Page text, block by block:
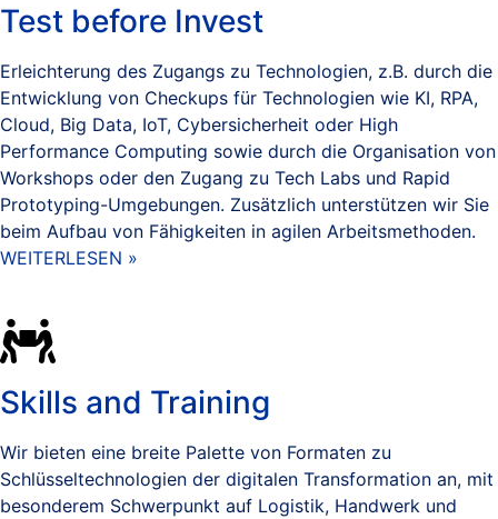
Test before Invest
Erleichterung des Zugangs zu Technologien, z.B. durch die
Entwicklung von Checkups für Technologien wie KI, RPA,
Cloud, Big Data, IoT, Cybersicherheit oder High
Performance Computing sowie durch die Organisation von
Workshops oder den Zugang zu Tech Labs und Rapid
Prototyping-Umgebungen. Zusätzlich unterstützen wir Sie
beim Aufbau von Fähigkeiten in agilen Arbeitsmethoden.
WEITERLESEN »
Skills and Training
Wir bieten eine breite Palette von Formaten zu
Schlüsseltechnologien der digitalen Transformation an, mit
besonderem Schwerpunkt auf Logistik, Handwerk und